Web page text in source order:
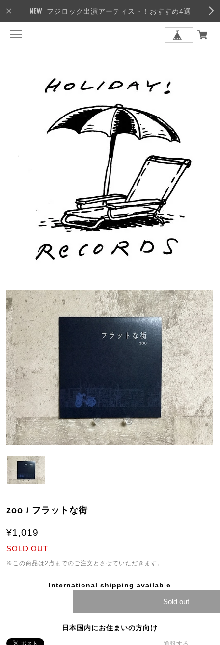
フジロック出演アーティスト！おすすめ4選
zoo / フラットな街
¥1,019
SOLD OUT
※この商品は2点までのご注文とさせていただきます。
International shipping available
Sold out
日本国内にお住まいの方向け
通報する